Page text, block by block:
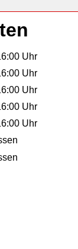
Uhr
Uhr
Uhr
Uhr
Uhr